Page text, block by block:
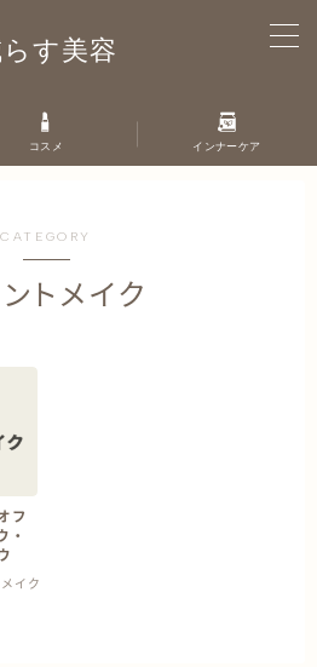
す美容
コスメ インナーケア
CATEGORY
トメイク
フ
・
イク